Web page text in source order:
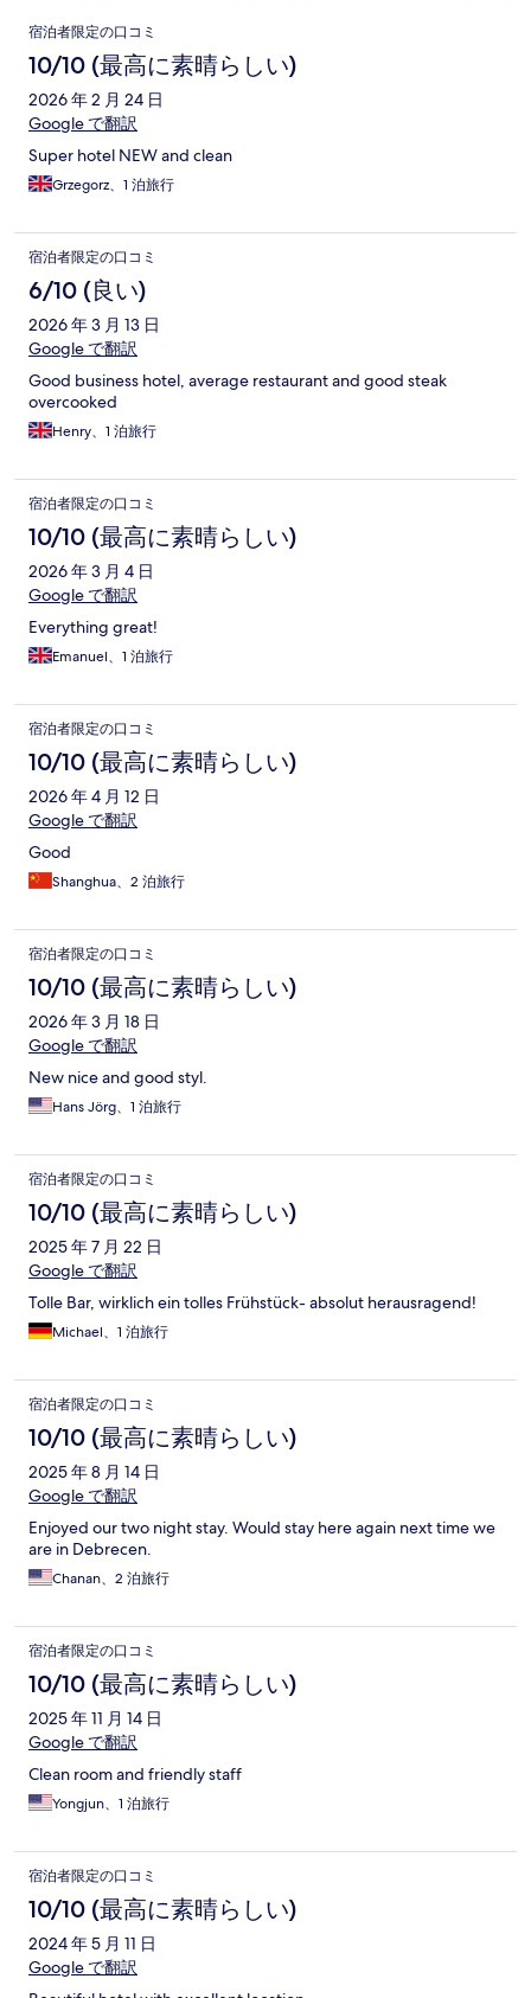
口
コ
ミ
宿泊者限定の口コミ
10/10 (最高に素晴らしい)
2026 年 2 月 24 日
Google で翻訳
Super hotel NEW and clean
Grzegorz、1 泊旅行
宿泊者限定の口コミ
6/10 (良い)
2026 年 3 月 13 日
Google で翻訳
Good business hotel, average restaurant and good steak
overcooked
Henry、1 泊旅行
宿泊者限定の口コミ
10/10 (最高に素晴らしい)
2026 年 3 月 4 日
Google で翻訳
Everything great!
Emanuel、1 泊旅行
宿泊者限定の口コミ
10/10 (最高に素晴らしい)
2026 年 4 月 12 日
Google で翻訳
Good
Shanghua、2 泊旅行
宿泊者限定の口コミ
10/10 (最高に素晴らしい)
2026 年 3 月 18 日
Google で翻訳
New nice and good styl.
Hans Jörg、1 泊旅行
宿泊者限定の口コミ
10/10 (最高に素晴らしい)
2025 年 7 月 22 日
Google で翻訳
Tolle Bar, wirklich ein tolles Frühstück- absolut herausragend!
Michael、1 泊旅行
宿泊者限定の口コミ
10/10 (最高に素晴らしい)
2025 年 8 月 14 日
Google で翻訳
Enjoyed our two night stay. Would stay here again next time we
are in Debrecen.
Chanan、2 泊旅行
宿泊者限定の口コミ
10/10 (最高に素晴らしい)
2025 年 11 月 14 日
Google で翻訳
Clean room and friendly staff
Yongjun、1 泊旅行
宿泊者限定の口コミ
10/10 (最高に素晴らしい)
2024 年 5 月 11 日
Google で翻訳